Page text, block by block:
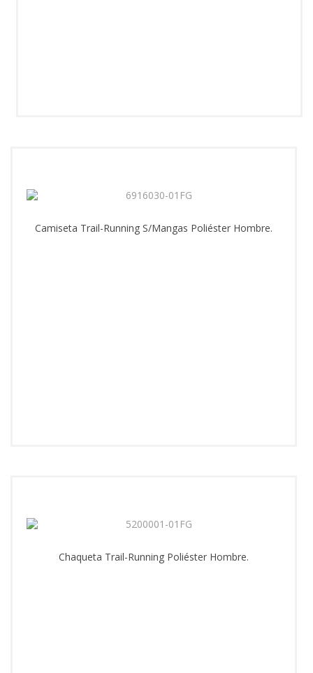
Camiseta Trail-Running S/Mangas Poliéster Hombre.
Chaqueta Trail-Running Poliéster Hombre.